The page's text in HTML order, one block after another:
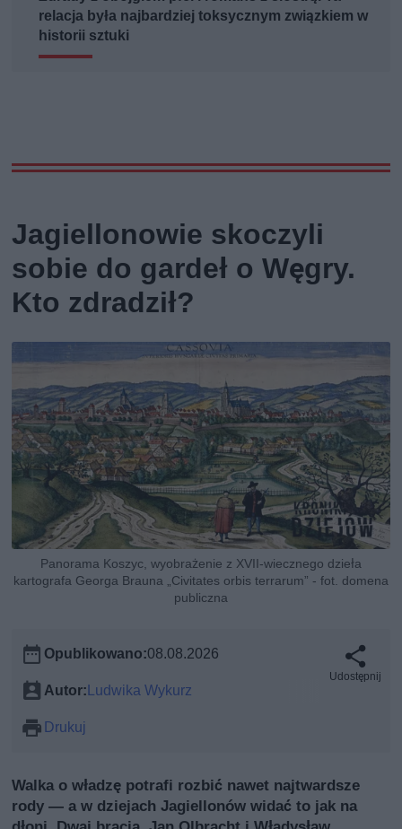
relacja była najbardziej toksycznym związkiem w
historii sztuki
Jagiellonowie skoczyli
sobie do gardeł o Węgry.
Kto zdradził?
Panorama Koszyc, wyobrażenie z XVII-wiecznego dzieła
kartografa Georga Brauna „Civitates orbis terrarum” - fot. domena
publiczna
Opublikowano:08.08.2026
Autor:Ludwika Wykurz
Drukuj
Udostępnij
Walka o władzę potrafi rozbić nawet najtwardsze
rody — a w dziejach Jagiellonów widać to jak na